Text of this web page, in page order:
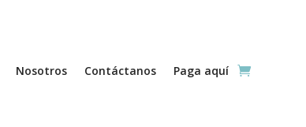
Nosotros Contáctanos Paga aquí